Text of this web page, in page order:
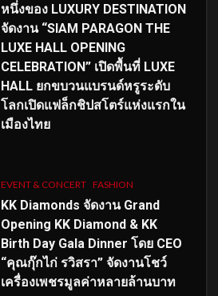
หนึ่งของ LUXURY DESTINATION
จัดงาน “SIAM PARAGON THE
LUXE HALL OPENING
CELEBRATION” เปิดพื้นที่ LUXE
HALL ยกขบวนแบรนด์หรูระดับ
โลกเปิดแฟล็กชิปสโตร์แห่งแรกใน
เมืองไทย
EVENT & CONCERT FASHION
KK Diamonds จัดงาน Grand
Opening KK Diamond & KK
Birth Day Gala Dinner โดย CEO
“คุณกุ๊กไก่ รวิสรา” จัดงานโชว์
เครื่องเพชรมูลค่าหลายล้านบาท